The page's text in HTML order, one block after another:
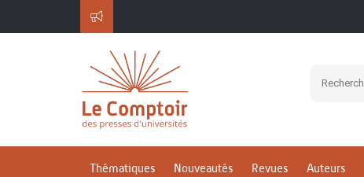
Thématiques Nouveautés Revues Auteurs